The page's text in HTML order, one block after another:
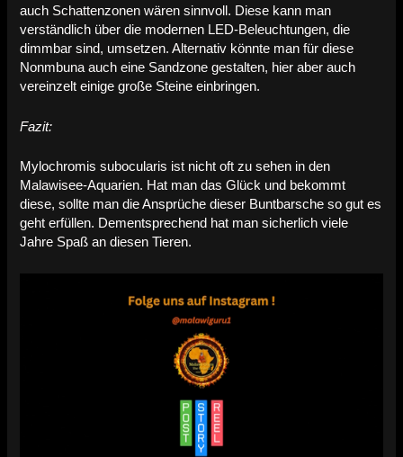
auch Schattenzonen wären sinnvoll. Diese kann man
verständlich über die modernen LED-Beleuchtungen, die
dimmbar sind, umsetzen. Alternativ könnte man für diese
Nonmbuna auch eine Sandzone gestalten, hier aber auch
vereinzelt einige große Steine einbringen.
Fazit:
Mylochromis subocularis ist nicht oft zu sehen in den
Malawisee-Aquarien. Hat man das Glück und bekommt
diese, sollte man die Ansprüche dieser Buntbarsche so gut es
geht erfüllen. Dementsprechend hat man sicherlich viele
Jahre Spaß an diesen Tieren.